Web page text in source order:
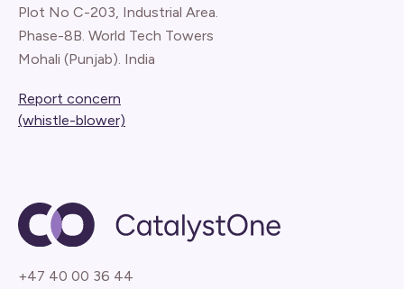
Plot No C-203, Industrial Area.
Phase-8B. World Tech Towers
Mohali (Punjab). India
Report concern
(whistle-blower)
+47 40 00 36 44